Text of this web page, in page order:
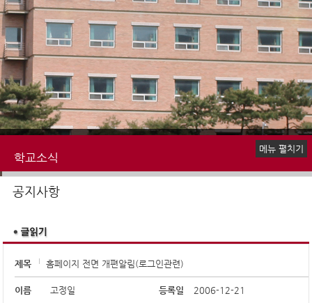
학교소식
공지사항
언론속의 경기외고
명예의전당
학교앨범
추억의 학교영상
학교신문
메뉴 펼치기
공지사항
제목 홈페이지 전면 개편알림(로그인관련)
이름 고정일 등록일 2006-12-21